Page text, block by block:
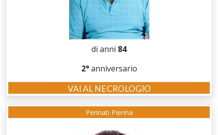
di anni 84
2°anniversario
VAI AL NECROLOGIO
Perinati Pierina